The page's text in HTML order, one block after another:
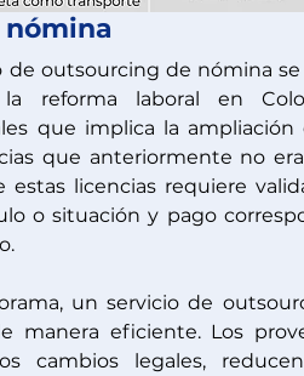
de outsourcing de nómina
la reforma laboral en
que implica la ampliación
que anteriormente no
estas licencias requiere
o situación y pago
un servicio de
manera eficiente. Los
cambios legales,